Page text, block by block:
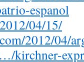
espanol
04/15/
2012/04/
…/kirchner-